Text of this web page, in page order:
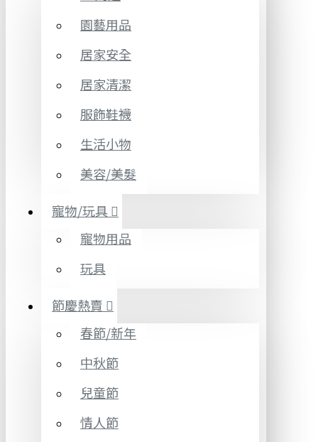
園藝用品
居家安全
居家清潔
服飾鞋襪
生活小物
美容/美髮
寵物/玩具
寵物用品
玩具
節慶熱賣
春節/新年
中秋節
兒童節
情人節